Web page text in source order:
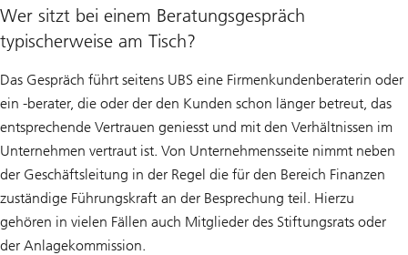
Wer sitzt bei einem Beratungsgespräch
typischerweise am Tisch?
Das Gespräch führt seitens UBS eine Firmenkundenberaterin oder
ein -berater, die oder der den Kunden schon länger betreut, das
entsprechende Vertrauen geniesst und mit den Verhältnissen im
Unternehmen vertraut ist. Von Unternehmensseite nimmt neben
der Geschäftsleitung in der Regel die für den Bereich Finanzen
zuständige Führungskraft an der Besprechung teil. Hierzu
gehören in vielen Fällen auch Mitglieder des Stiftungsrats oder
der Anlagekommission.